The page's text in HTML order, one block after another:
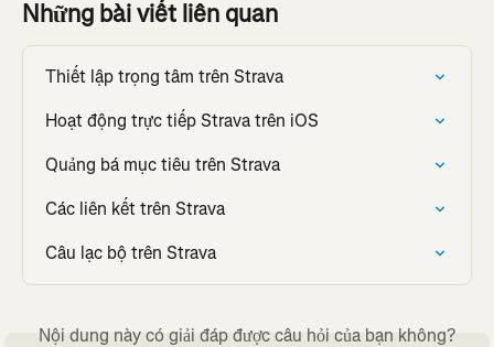
Những bài viết liên quan
Thiết lập trọng tâm trên Strava
Hoạt động trực tiếp Strava trên iOS
Quảng bá mục tiêu trên Strava
Các liên kết trên Strava
Câu lạc bộ trên Strava
Nội dung này có giải đáp được câu hỏi của bạn không?